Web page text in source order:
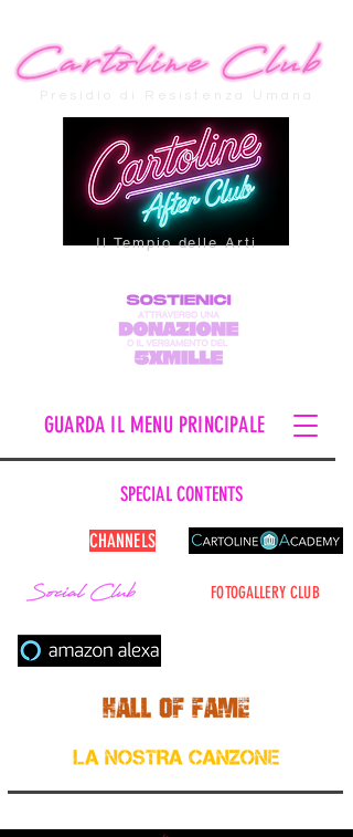
Presidio di Resistenza Umana
Il Tempio delle Arti
FOTOGALLERY CLUB
CHANNELS
GUARDA IL MENU PRINCIPALE
SPECIAL CONTENTS